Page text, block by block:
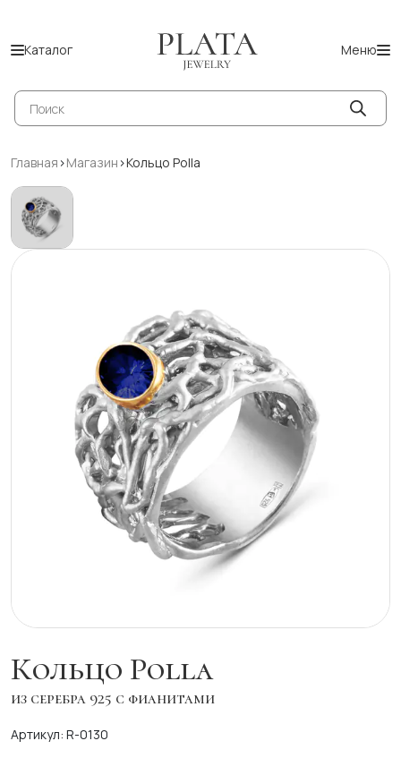
Каталог Меню
Поиск
товаров
Главная >Магазин >Кольцо Polla
Кольцо Polla
из серебра 925 с фианитами
Артикул: R-0130